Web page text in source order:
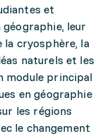
et
leur
la cryosphère, la
naturels et les
module principal
en géographie
les régions
le changement